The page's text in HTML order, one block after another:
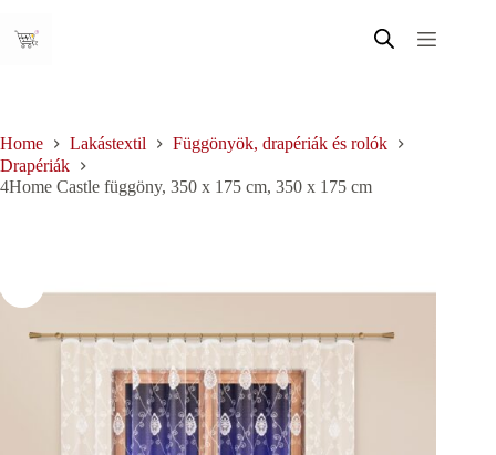
content
Home Lakástextil
Függönyök, drapériák és rolók
Drapériák
4Home Castle függöny, 350 x 175 cm, 350 x 175 cm